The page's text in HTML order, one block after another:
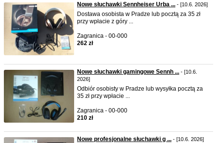
Nowe słuchawki Sennheiser Urba ... - [10.6. 2026]
Dostawa osobista w Pradze lub pocztą za 35 zł
przy wpłacie z góry ...
Zagranica - 00-000
262 zł
Nowe słuchawki gamingowe Sennh ... - [10.6.
2026]
Odbiór osobisty w Pradze lub wysyłka pocztą za
35 zł przy wpłacie ...
Zagranica - 00-000
210 zł
Nowe profesjonalne słuchawki g ... - [10.6. 2026]